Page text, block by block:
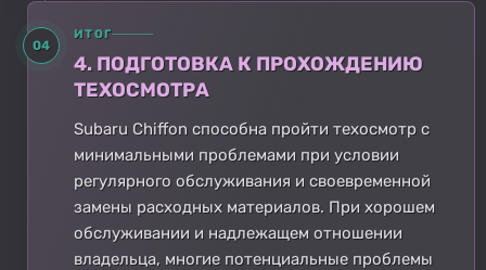
04
ИТОГ
4. ПОДГОТОВКА К ПРОХОЖДЕНИЮ
ТЕХОСМОТРА
Subaru Chiffon способна пройти техосмотр с
минимальными проблемами при условии
регулярного обслуживания и своевременной
замены расходных материалов. При хорошем
обслуживании и надлежащем отношении
владельца, многие потенциальные проблемы